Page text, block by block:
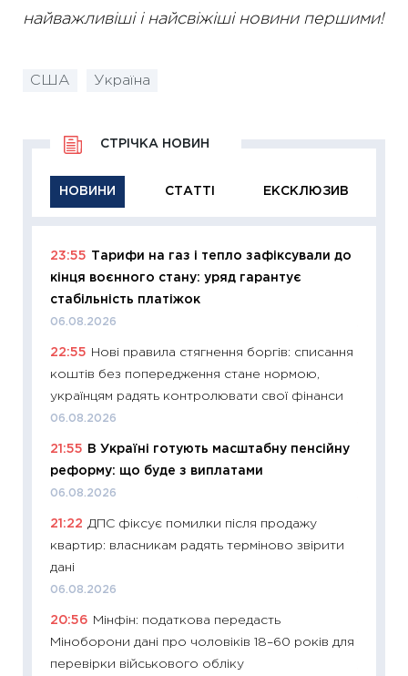
найважливіші і найсвіжіші новини першими!
США Україна
НОВИНИ СТАТТІ ЕКСКЛЮЗИВ
СТРІЧКА НОВИН
23:55
Тарифи на газ і тепло зафіксували до
кінця воєнного стану: уряд гарантує
стабільність платіжок
06.08.2026
22:55
Нові правила стягнення боргів: списання
коштів без попередження стане нормою,
українцям радять контролювати свої фінанси
06.08.2026
21:55
В Україні готують масштабну пенсійну
реформу: що буде з виплатами
06.08.2026
21:22 ДПС фіксує помилки після продажу
квартир: власникам радять терміново звірити
дані
06.08.2026
20:56
Мінфін: податкова передасть
Міноборони дані про чоловіків 18–60 років для
перевірки військового обліку